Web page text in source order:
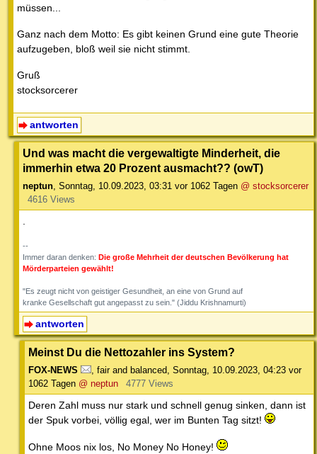
müssen...
Ganz nach dem Motto: Es gibt keinen Grund eine gute Theorie
aufzugeben, bloß weil sie nicht stimmt.
Gruß
stocksorcerer
antworten
Und was macht die vergewaltigte Minderheit, die
immerhin etwa 20 Prozent ausmacht?? (owT)
neptun Sonntag, 10.09.2023, 03:31 vor 1062 Tagen @ stocksorcerer
4616 Views
--
Immer daran denken: Die große Mehrheit der deutschen Bevölkerung hat
Mörderparteien gewählt!
"Es zeugt nicht von geistiger Gesundheit, an eine von Grund auf
kranke Gesellschaft gut angepasst zu sein." (Jiddu Krishnamurti)
antworten
Meinst Du die Nettozahler ins System?
FOX-NEWS fair and balanced Sonntag, 10.09.2023, 04:23 vor
1062 Tagen @ neptun 4777 Views
Deren Zahl muss nur stark und schnell genug sinken, dann ist
der Spuk vorbei, völlig egal, wer im Bunten Tag sitzt!
Ohne Moos nix los, No Money No Honey!